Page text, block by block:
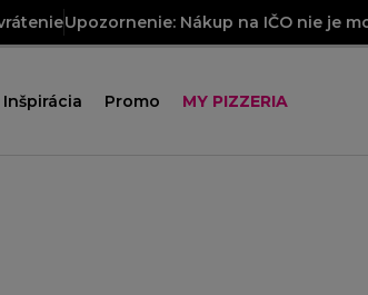
Upozornenie: Nákup na IČO nie je
Inšpirácia Promo MY PIZZERIA